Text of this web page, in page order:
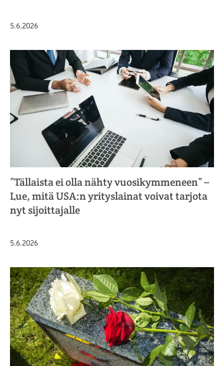
Julkaistu
5.6.2026
”Tällaista ei olla nähty vuosikymmeneen” –
Lue, mitä USA:n yrityslainat voivat tarjota
nyt sijoittajalle
Julkaistu
5.6.2026